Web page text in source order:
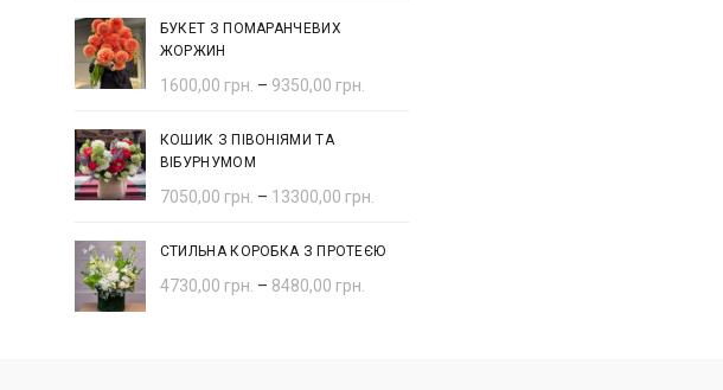
БУКЕТ З ПОМАРАНЧЕВИХ
ЖОРЖИН
1600,00 грн. – 9350,00 грн.
КОШИК З ПІВОНІЯМИ ТА
ВІБУРНУМОМ
7050,00 грн. – 13300,00 грн.
СТИЛЬНА КОРОБКА З ПРОТЕЄЮ
4730,00 грн. – 8480,00 грн.